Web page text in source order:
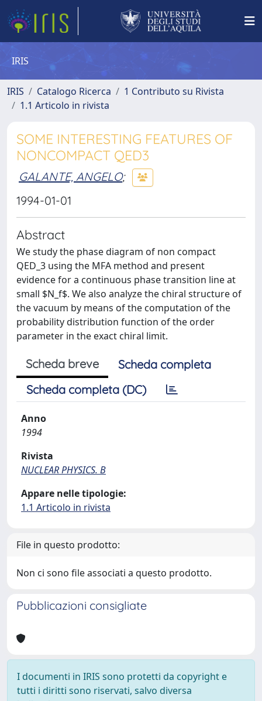
IRIS
IRIS Catalogo Ricerca
1 Contributo su Rivista
1.1 Articolo in rivista
SOME INTERESTING FEATURES OF
NONCOMPACT QED3
GALANTE, ANGELO;
1994-01-01
Abstract
We study the phase diagram of non compact
QED_3 using the MFA method and present
evidence for a continuous phase transition line at
small $N_f$. We also analyze the chiral structure of
the vacuum by means of the computation of the
probability distribution function of the order
parameter in the exact chiral limit.
Scheda breve
Scheda completa
Scheda completa (DC)
Anno
1994
Rivista
NUCLEAR PHYSICS. B
Appare nelle tipologie:
1.1 Articolo in rivista
File in questo prodotto:
Non ci sono file associati a questo prodotto.
Pubblicazioni consigliate
I documenti in IRIS sono protetti da copyright e
tutti i diritti sono riservati, salvo diversa